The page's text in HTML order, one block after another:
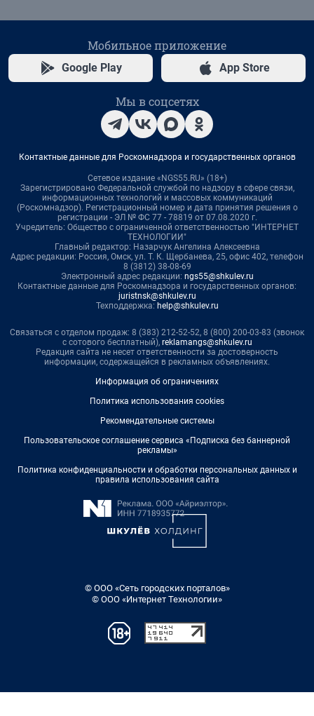
Мобильное приложение
Google Play App Store
Мы в соцсетях
Контактные данные для Роскомнадзора и государственных органов
Сетевое издание «NGS55.RU» (18+)
Зарегистрировано Федеральной службой по надзору в сфере связи,
информационных технологий и массовых коммуникаций
(Роскомнадзор). Регистрационный номер и дата принятия решения о
регистрации - ЭЛ № ФС 77 - 78819 от 07.08.2020 г.
Учредитель: Общество с ограниченной ответственностью "ИНТЕРНЕТ
ТЕХНОЛОГИИ"
Главный редактор: Назарчук Ангелина Алексеевна
Адрес редакции: Россия, Омск, ул. Т. К. Щербанева, 25, офис 402, телефон
8 (3812) 38-08-69
Электронный адрес редакции: ngs55@shkulev.ru
Контактные данные для Роскомнадзора и государственных органов:
juristnsk@shkulev.ru
Техподдержка: help@shkulev.ru
Связаться с отделом продаж: 8 (383) 212-52-52, 8 (800) 200-03-83 (звонок
с сотового бесплатный), reklamangs@shkulev.ru
Редакция сайта не несет ответственности за достоверность
информации, содержащейся в рекламных объявлениях.
Информация об ограничениях
Политика использования cookies
Рекомендательные системы
Пользовательское соглашение сервиса «Подписка без баннерной
рекламы»
Политика конфиденциальности и обработки персональных данных и
правила использования сайта
© ООО «Сеть городских порталов»
© ООО «Интернет Технологии»